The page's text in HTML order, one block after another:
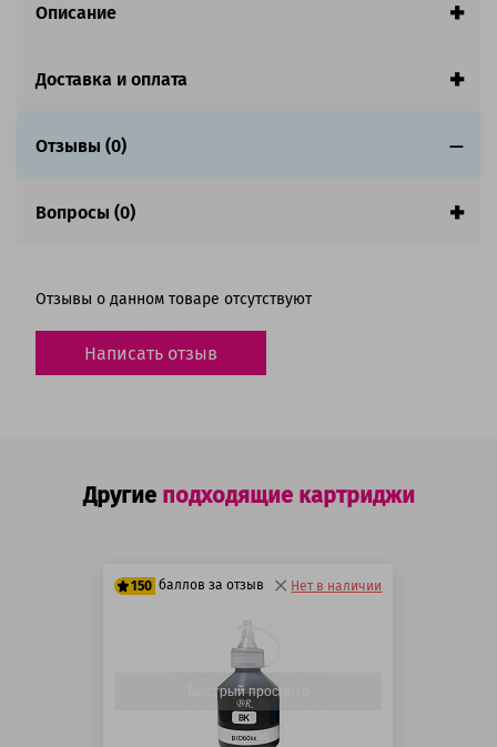
LC-985C
Цвет:Голубой / Желтый / Пурпурный / Черный
страниц
Состав комплекта
Описание
Доставка и оплата
Отзывы (0)
Вопросы (0)
Отзывы о данном товаре отсутствуют
Написать отзыв
Другие подходящие картриджи
150 баллов за отзыв Нет в наличии
Быстрый просмотр